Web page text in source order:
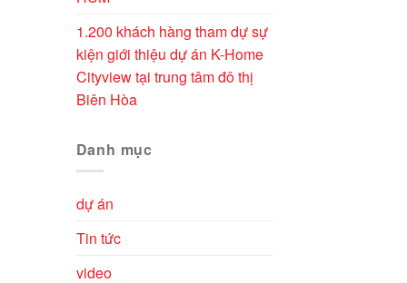
1.200 khách hàng tham dự sự
kiện giới thiệu dự án K-Home
Cityview tại trung tâm đô thị
Biên Hòa
Danh mục
dự án
Tin tức
video